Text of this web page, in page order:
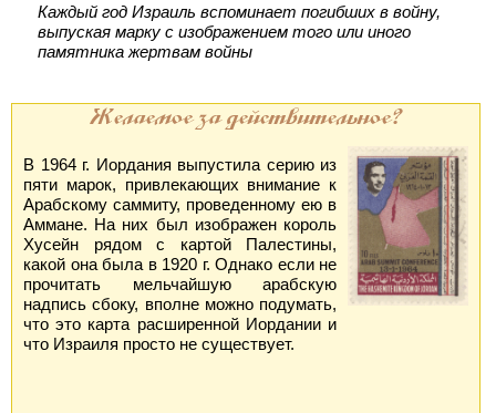
Каждый год Израиль вспоминает погибших в войну,
выпуская марку с изображением того или иного
памятника жертвам войны
Желаемое за действительное?
В 1964 г. Иордания выпустила серию из
пяти марок, привлекающих внимание к
Арабскому саммиту, проведенному ею в
Аммане. На них был изображен король
Хусейн рядом с картой Палестины,
какой она была в 1920 г. Однако если не
прочитать мельчайшую арабскую
надпись сбоку, вполне можно подумать,
что это карта расширенной Иордании и
что Израиля просто не существует.